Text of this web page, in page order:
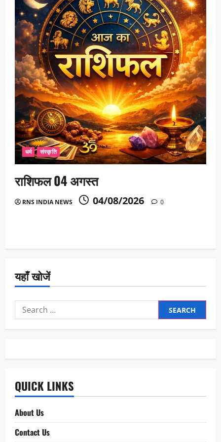
धर्म संस्कृति
राशिफल 04 अगस्त
RNS INDIA NEWS 04/08/2026 0
यहाँ खोजें
Search
for:
QUICK LINKS
About Us
Contact Us